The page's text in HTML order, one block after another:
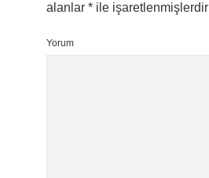
alanlar *ile işaretlenmişlerdir
Yorum